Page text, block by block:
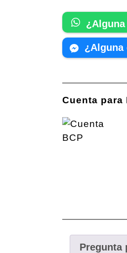
¿Alguna
Cuenta para
Pregunta